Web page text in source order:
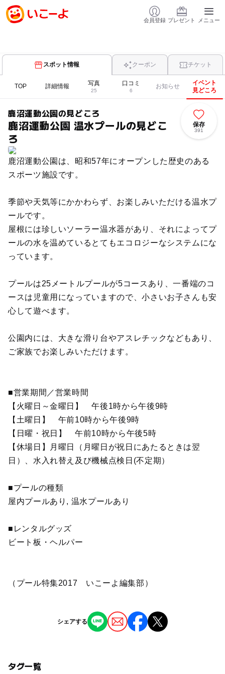
会員登録 プレゼント メニュー
スポット情報 クーポン チケット
TOP 詳細情報 写真
25
口コミ
6
お知らせ
イベント
見どころ
鹿沼運動公園の見どころ
鹿沼運動公園 温水プールの見どこ
ろ
保存
391
鹿沼運動公園は、昭和57年にオープンした歴史のある
スポーツ施設です。
季節や天気等にかかわらず、お楽しみいただける温水プ
ールです。
屋根には珍しいソーラー温水器があり、それによってプ
ールの水を温めているとてもエコロジーなシステムにな
っています。
プールは25メートルプールが5コースあり、一番端のコ
ースは児童用になっていますので、小さいお子さんも安
心して遊べます。
公園内には、大きな滑り台やアスレチックなどもあり、
ご家族でお楽しみいただけます。
■営業期間／営業時間
【火曜日～金曜日】 午後1時から午後9時
【土曜日】 午前10時から午後9時
【日曜・祝日】 午前10時から午後5時
【休場日】月曜日（月曜日が祝日にあたるときは翌
日）、水入れ替え及び機械点検日(不定期）
■プールの種類
屋内プールあり, 温水プールあり
■レンタルグッズ
ビート板・ヘルパー
（プール特集2017 いこーよ編集部）
シェアする
タグ一覧